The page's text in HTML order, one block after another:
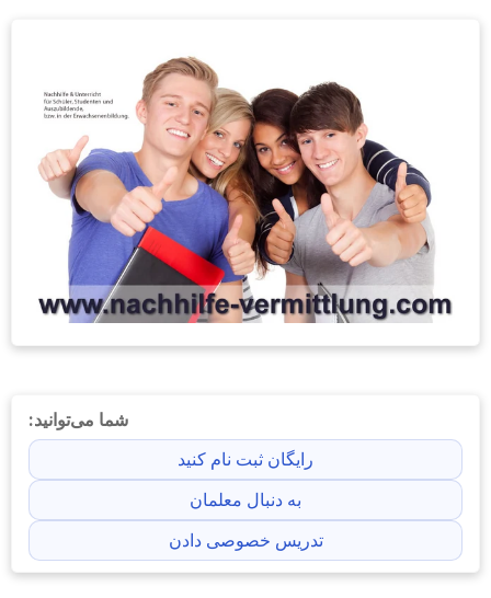
شما می‌توانید:
رایگان ثبت نام کنید
به دنبال معلمان
تدریس خصوصی دادن